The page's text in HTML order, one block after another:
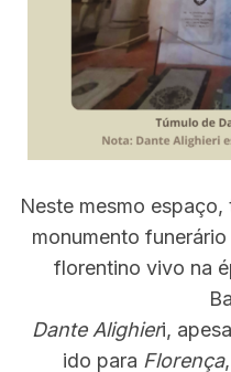
Neste mesmo
monumento
florentino vivo na
Dante Alighieri,
ido para Florença